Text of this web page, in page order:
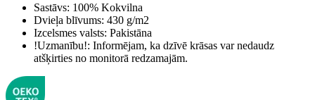
Sastāvs: 100% Kokvilna
Dvieļa blīvums: 430 g/m2
Izcelsmes valsts: Pakistāna
!Uzmanību!: Informējam, ka dzīvē krāsas var nedaudz
atšķirties no monitorā redzamajām.